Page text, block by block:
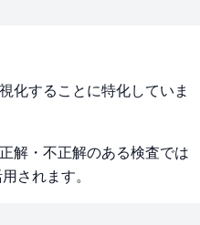
化することに特化していま
解・不正解のある検査では
されます。